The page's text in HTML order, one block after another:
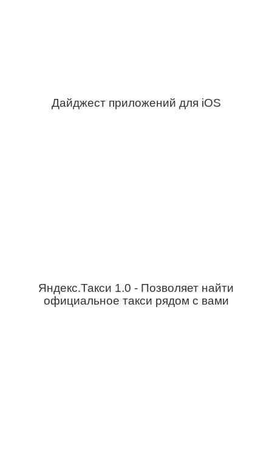
Дайджест приложений для iOS
Яндекс.Такси 1.0 - Позволяет найти
официальное такси рядом с вами